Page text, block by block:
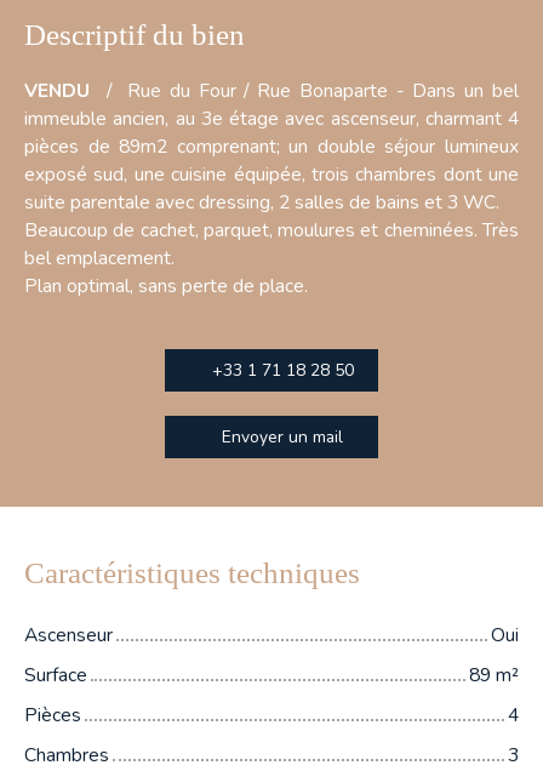
Descriptif du bien
VENDU
/ Rue du Four / Rue Bonaparte - Dans un bel
immeuble ancien, au 3e étage avec ascenseur, charmant 4
pièces de 89m2 comprenant; un double séjour lumineux
exposé sud, une cuisine équipée, trois chambres dont une
suite parentale avec dressing, 2 salles de bains et 3 WC.
Beaucoup de cachet, parquet, moulures et cheminées. Très
bel emplacement.
Plan optimal, sans perte de place.
+33 1 71 18 28 50
Envoyer un mail
Caractéristiques techniques
Ascenseur
Oui
Surface
89 m²
Pièces
4
Chambres
3